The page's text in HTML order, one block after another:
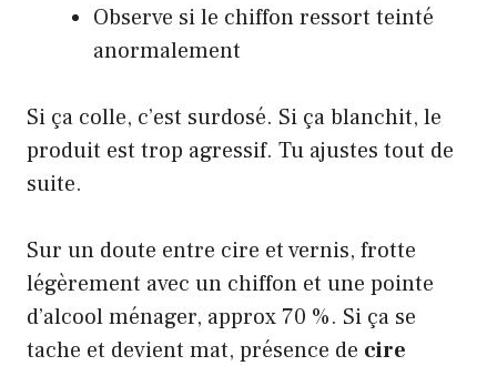
Observe si le chiffon ressort teinté
anormalement
Si ça colle, c’est surdosé. Si ça blanchit, le
produit est trop agressif. Tu ajustes tout de
suite.
Sur un doute entre cire et vernis, frotte
légèrement avec un chiffon et une pointe
d’alcool ménager, approx 70 %. Si ça se
tache et devient mat, présence de cire